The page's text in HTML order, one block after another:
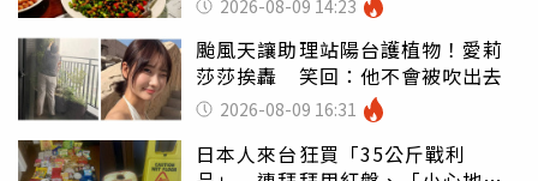
2026-08-09 14:23
颱風天讓助理站陽台護植物！愛莉
莎莎挨轟 笑回：他不會被吹出去
2026-08-09 16:31
日本人來台狂買「35公斤戰利